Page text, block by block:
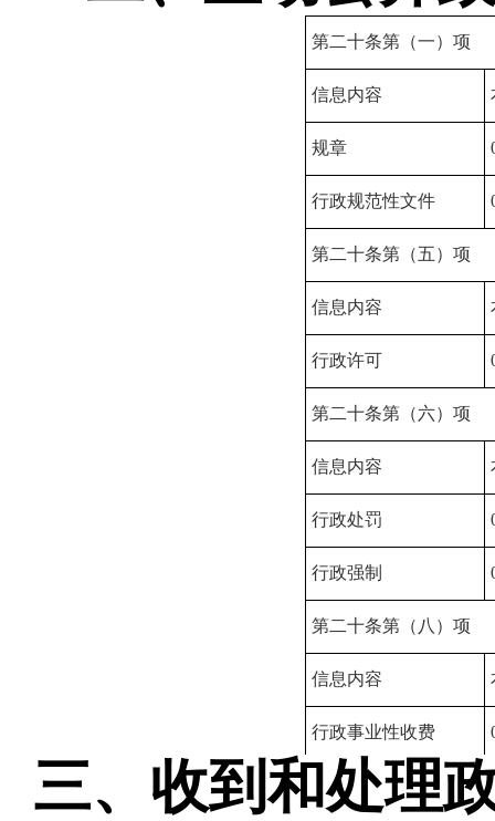
第二十条第（一）项
信息内容
规章
行政规范性文件
第二十条第（五）项
信息内容
行政许可
第二十条第（六）项
信息内容
行政处罚
行政强制
第二十条第（八）项
信息内容
行政事业性收费
三、收到和处理